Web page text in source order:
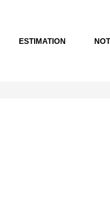
ESTIMATION